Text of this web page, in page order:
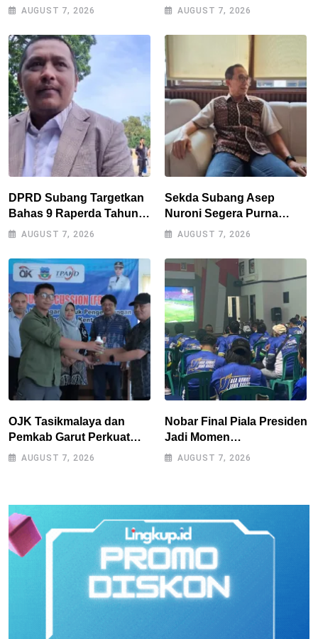
Kekeringan, Sumur Bor
Prioritas
AUGUST 7, 2026
Kota Optimistis
Lampaui Rp15 Miliar
AUGUST 7, 2026
DPRD Subang Targetkan
Bahas 9 Raperda Tahun
Ini, Naskah Akademik Jadi
AUGUST 7, 2026
Sekda Subang Asep
Nuroni Segera Purna
Tugas, Berharap Tak Ada
AUGUST 7, 2026
OJK Tasikmalaya dan
Pemkab Garut Perkuat
Akses Pembiayaan Petani
AUGUST 7, 2026
Nobar Final Piala Presiden
Jadi Momen
Kebersamaan, Polres
AUGUST 7, 2026